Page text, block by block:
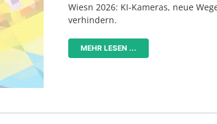
Wiesn 2026: KI-Kameras, neue
verhindern.
MEHR LESEN ...